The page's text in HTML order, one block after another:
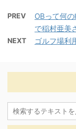
PREV
OBって何
で稲村亜美
NEXT ゴルフ場利